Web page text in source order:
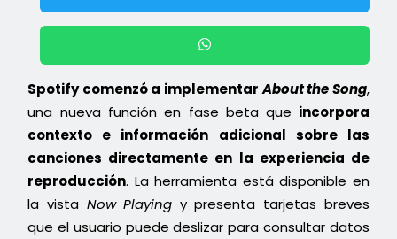
Spotify comenzó a implementarAbout the Song,
una nueva función en fase beta que incorpora
contexto e información adicional sobre las
canciones directamente en la experiencia de
reproducción. La herramienta está disponible en
la vista Now Playing y presenta tarjetas breves
que el usuario puede deslizar para consultar datos